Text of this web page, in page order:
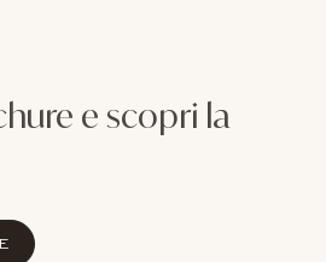
e scopri la